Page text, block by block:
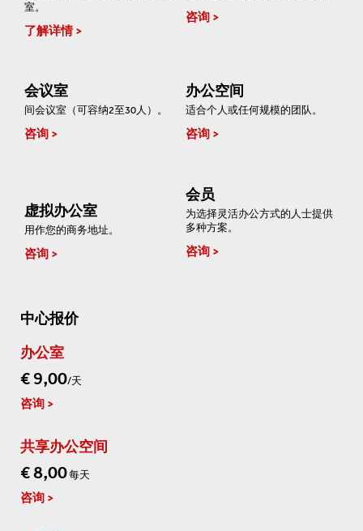
室。
了解详情
咨询
会议室
间会议室（可容纳2至30人）。
咨询
办公空间
适合个人或任何规模的团队。
咨询
虚拟办公室
用作您的商务地址。
咨询
会员
为选择灵活办公方式的人士提供
多种方案。
咨询
中心报价
办公室
€ 9,00/天
咨询
共享办公空间
€ 8,00每天
咨询